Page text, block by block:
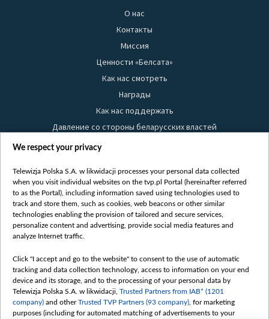
О нас
Контакты
Миссия
Ценности «Белсата»
Как нас смотреть
Награды
Как нас поддержать
Давление со стороны беларусских властей
Правила использования материалов
Безопасность
Youtube
Белсат news
Белсат Life
Belsat English
Biełsat PL
Белсат Now
Белсат Shorts
We respect your privacy
Telewizja Polska S.A. w likwidacji processes your personal data collected
when you visit individual websites on the tvp.pl Portal (hereinafter referred
to as the Portal), including information saved using technologies used to
track and store them, such as cookies, web beacons or other similar
technologies enabling the provision of tailored and secure services,
personalize content and advertising, provide social media features and
analyze Internet traffic.
Click "I accept and go to the website" to consent to the use of automatic
tracking and data collection technology, access to information on your end
device and its storage, and to the processing of your personal data by
Telewizja Polska S.A. w likwidacji, Trusted Partners from IAB* (1201
company) and otherTrusted TVP Partners (93 company) , for marketing
purposes (including for automated matching of advertisements to your